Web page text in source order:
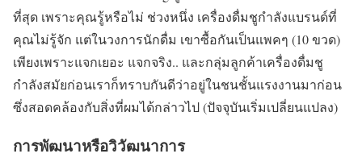
ที่สุด เพราะคุณรู้หรือไม่ ช่วงหนึ่ง เครื่องดื่มชูกำลังแบรนด์ที่
คุณไม่รู้จัก แต่ในวงการนักดื่ม เขาซื้อกันเป็นแพคๆ (10 ขวด)
เพียงเพราะแจกเยอะ แจกจริง.. และกลุ่มลูกค้าเครื่องดื่มชู
กำลังสมัยก่อนเราก็ทราบกันดีว่าอยู่ในชนชั้นแรงงานมาก่อน
ซึ่งสอดคล้องกับสิ่งที่ผมได้กล่าวไป (ปัจจุบันเริ่มเปลี่ยนแปลง)
การพัฒนาหรือวิวัฒนาการ